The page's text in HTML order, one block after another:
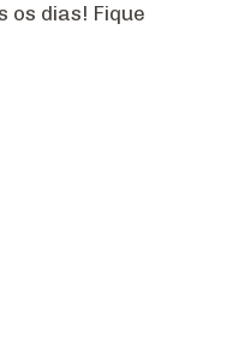
os dias! Fique